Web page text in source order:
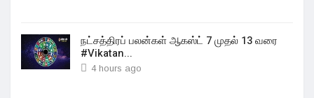
நட்சத்திரப் பலன்கள் ஆகஸ்ட் 7 முதல் 13 வரை
#Vikatan...
4 hours ago